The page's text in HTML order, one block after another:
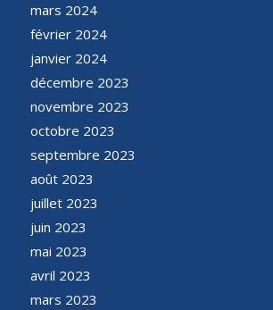
mars 2024
février 2024
janvier 2024
décembre 2023
novembre 2023
octobre 2023
septembre 2023
août 2023
juillet 2023
juin 2023
mai 2023
avril 2023
mars 2023